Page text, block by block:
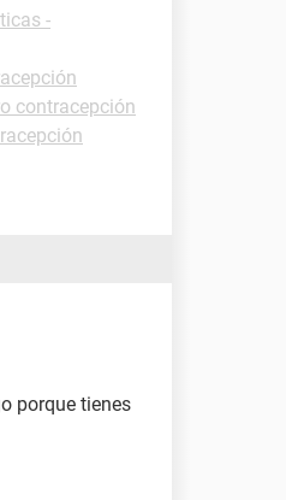
-
contracepción
porque tienes